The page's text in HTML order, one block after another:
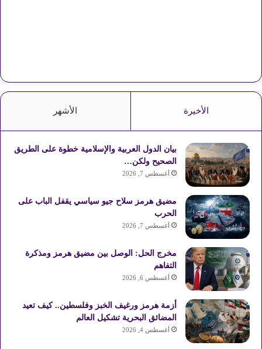
الأخيرة الأشهر
بيان الدول العربية والإسلامية خطوة على الطريق
الصحيح ولكن…
أغسطس 7, 2026
مضيق هرمز سلاح جيو سياسي يقفل الباب على
الحرب
أغسطس 7, 2026
مخرج الحل: الوصل بين مضيق هرمز ومذكرة
التفاهم
أغسطس 6, 2026
أزمة هرمز ورغيف الخبز وفلسطين.. كيف تعيد
المضائق البحرية تشكيل العالم
أغسطس 4, 2026